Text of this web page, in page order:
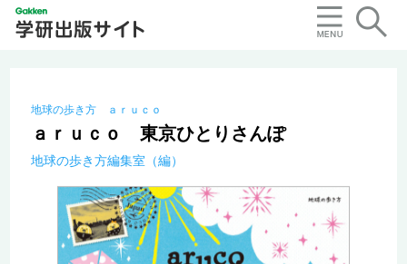
地球の歩き方 ａｒｕｃｏ
ａｒｕｃｏ 東京ひとりさんぽ
地球の歩き方編集室（編）